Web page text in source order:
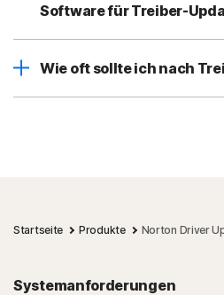
Software für Treiber-
Wie oft sollte ich nach
Startseite Produkte Norton Driver
Systemanforderungen